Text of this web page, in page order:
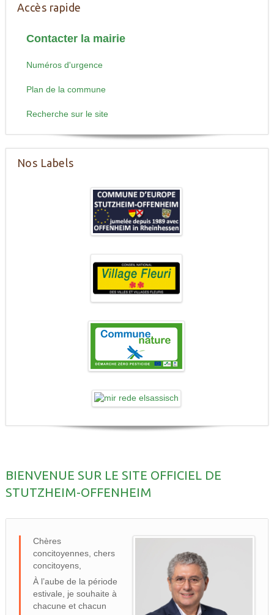
Accès rapide
Contacter la mairie
Numéros d'urgence
Plan de la commune
Recherche sur le site
Nos Labels
BIENVENUE SUR LE SITE OFFICIEL DE
STUTZHEIM-OFFENHEIM
Chères
concitoyennes, chers
concitoyens,
À l’aube de la période
estivale, je souhaite à
chacune et chacun